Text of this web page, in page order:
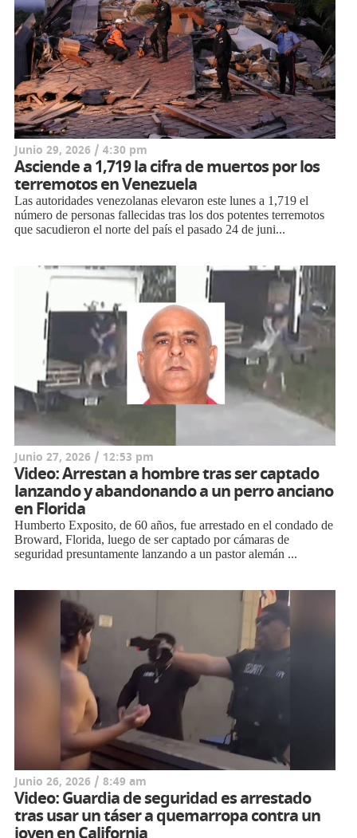
Junio 29, 2026 / 4:30 pm
Asciende a 1,719 la cifra de muertos por los
terremotos en Venezuela
Las autoridades venezolanas elevaron este lunes a 1,719 el
número de personas fallecidas tras los dos potentes terremotos
que sacudieron el norte del país el pasado 24 de juni...
Junio 27, 2026 / 12:53 pm
Video: Arrestan a hombre tras ser captado
lanzando y abandonando a un perro anciano
en Florida
Humberto Exposito, de 60 años, fue arrestado en el condado de
Broward, Florida, luego de ser captado por cámaras de
seguridad presuntamente lanzando a un pastor alemán ...
Junio 26, 2026 / 8:49 am
Video: Guardia de seguridad es arrestado
tras usar un táser a quemarropa contra un